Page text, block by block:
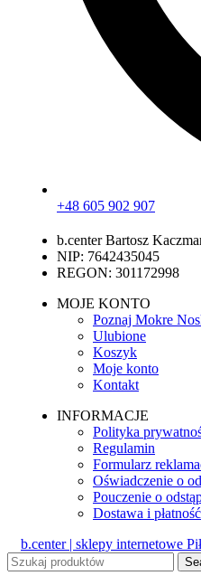
+48 605 902 907
b.center Bartosz
NIP: 7642435045
REGON: 301172998
MOJE KONTO
Poznaj Mokre
Ulubione
Koszyk
Moje konto
Kontakt
INFORMACJE
Polityka
Regulamin
Formularz
Oświadczenie o
Pouczenie o
Dostawa i płatność
b.center | sklepy internetowe